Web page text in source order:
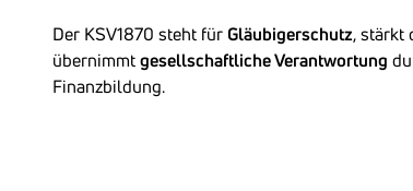
Der KSV1870 steht für Gläubigerschutz, stärkt
übernimmt gesellschaftliche Verantwortung
Finanzbildung.